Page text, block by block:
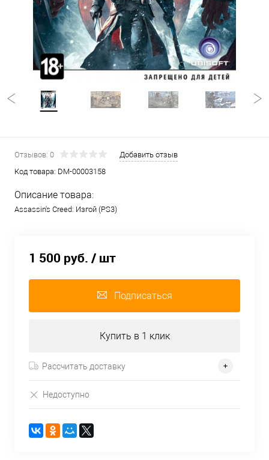
Отзывов: 0
Добавить отзыв
Код товара: DM-00003158
Описание товара:
Assassin's Creed: Изгой (PS3)
1 500 руб. / шт
Подписаться
Купить в 1 клик
Рассчитать доставку
Недоступно